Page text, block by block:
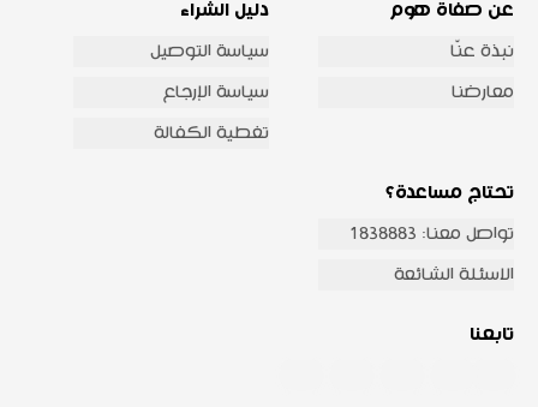
عن صفاة هوم
نبذة عنّا
معارضنا
دليل الشراء
سياسة التوصيل
سياسة الإرجاع
تغطية الكفالة
تحتاج مساعدة؟
تواصل معنا: 1838883
الاسئلة الشائعة
تابعنا